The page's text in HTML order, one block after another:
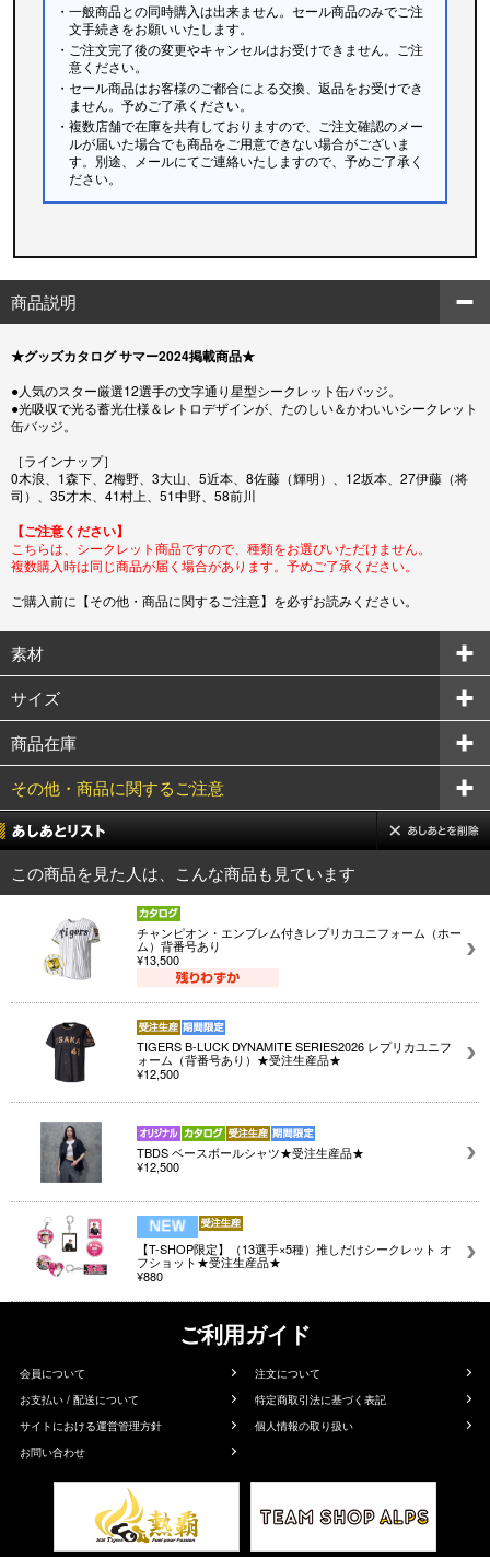
・一般商品との同時購入は出来ません。セール商品のみでご注
文手続きをお願いいたします。
・ご注文完了後の変更やキャンセルはお受けできません。ご注
意ください。
・セール商品はお客様のご都合による交換、返品をお受けでき
ません。予めご了承ください。
・複数店舗で在庫を共有しておりますので、ご注文確認のメー
ルが届いた場合でも商品をご用意できない場合がございま
す。別途、メールにてご連絡いたしますので、予めご了承く
ださい。
商品説明
★グッズカタログ サマー2024掲載商品★
●人気のスター厳選12選手の文字通り星型シークレット缶バッジ。
●光吸収で光る蓄光仕様＆レトロデザインが、たのしい＆かわいいシークレット
缶バッジ。
［ラインナップ］
0木浪、1森下、2梅野、3大山、5近本、8佐藤（輝明）、12坂本、27伊藤（将
司）、35才木、41村上、51中野、58前川
【ご注意ください】
こちらは、シークレット商品ですので、種類をお選びいただけません。
複数購入時は同じ商品が届く場合があります。予めご了承ください。
ご購入前に【その他・商品に関するご注意】を必ずお読みください。
素材
サイズ
商品在庫
その他・商品に関するご注意
この商品を見た人は、こんな商品も見ています
チャンピオン・エンブレム付きレプリカユニフォーム（ホー
ム）背番号あり
¥13,500
TIGERS B-LUCK DYNAMITE SERIES2026 レプリカユニフ
ォーム（背番号あり）★受注生産品★
¥12,500
TBDS ベースボールシャツ★受注生産品★
¥12,500
【T-SHOP限定】（13選手×5種）推しだけシークレット オ
フショット★受注生産品★
¥880
ご利用ガイド
会員について
注文について
お支払い / 配送について
特定商取引法に基づく表記
サイトにおける運営管理方針
個人情報の取り扱い
お問い合わせ